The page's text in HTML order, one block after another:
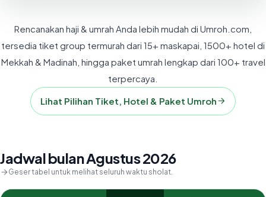
Rencanakan haji & umrah Anda lebih mudah di Umroh.com,
tersedia tiket group termurah dari 15+ maskapai, 1500+ hotel di
Mekkah & Madinah, hingga paket umrah lengkap dari 100+ travel
terpercaya.
Lihat Pilihan Tiket, Hotel & Paket Umroh
Jadwal bulan Agustus 2026
Geser tabel untuk melihat seluruh waktu sholat.